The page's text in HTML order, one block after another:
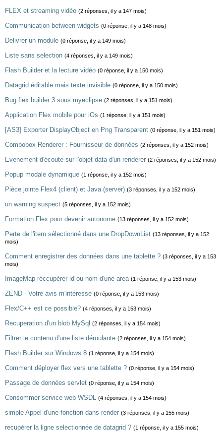
FLEX et streaming vidéo (2 réponses, il y a 147 mois)
Communication between widgets (0 réponse, il y a 148 mois)
Delivrer un module (0 réponse, il y a 149 mois)
Liste sans selection (4 réponses, il y a 149 mois)
Flash Builder et la lecture vidéo (0 réponse, il y a 150 mois)
Datagrid éditable mais texte invisible (0 réponse, il y a 150 mois)
Bug flex builder 3 sous myeclipse (2 réponses, il y a 151 mois)
Application Flex mobile pour iOs (1 réponse, il y a 151 mois)
[AS3] Exporter DisplayObject en Png Transparent (0 réponse, il y a 151 mois)
Combobox Renderer : Fournisseur de données (2 réponses, il y a 152 mois)
Evenement d'écoute sur l'objet data d'un renderer (2 réponses, il y a 152 mois)
Popup modale dynamique (1 réponse, il y a 152 mois)
Pièce jointe Flex4 (client) et Java (server) (3 réponses, il y a 152 mois)
un warning suspect (5 réponses, il y a 152 mois)
Formation Flex pour devenir autonome (13 réponses, il y a 152 mois)
Perte de l'item sélectionné dans une DropDownList (13 réponses, il y a 152
mois)
Comment enregistrer des données dans une tablette ? (3 réponses, il y a 153
mois)
ImageMap réccupérer id ou nom d'une area (1 réponse, il y a 153 mois)
ZEND - Votre avis m'intéresse (0 réponse, il y a 153 mois)
Flex/C++ est ce possible? (4 réponses, il y a 153 mois)
Recuperation d'un blob MySql (2 réponses, il y a 154 mois)
Filtrer le contenu d'une liste déroulante (2 réponses, il y a 154 mois)
Flash Builder sur Windows 8 (1 réponse, il y a 154 mois)
Comment déployer flex vers une tablette ? (0 réponse, il y a 154 mois)
Passage de données servlet (0 réponse, il y a 154 mois)
Consommer service web WSDL (4 réponses, il y a 154 mois)
simple Appel d'une fonction dans render (3 réponses, il y a 155 mois)
recupérer la ligne selectionnée de datagrid ? (1 réponse, il y a 155 mois)